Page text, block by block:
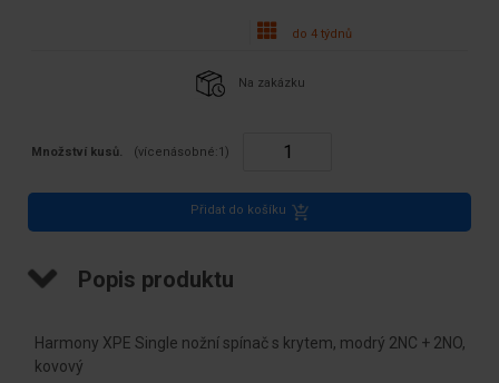
do 4 týdnů
Na zakázku
Množství kusů. (vícenásobné:1 )
Přidat do košíku
Popis produktu
Harmony XPE Single nožní spínač s krytem, modrý 2NC + 2NO,
kovový